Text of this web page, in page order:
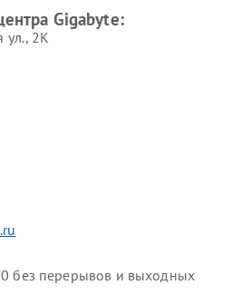
Gigabyte:
ул., 2К
без перерывов и выходных